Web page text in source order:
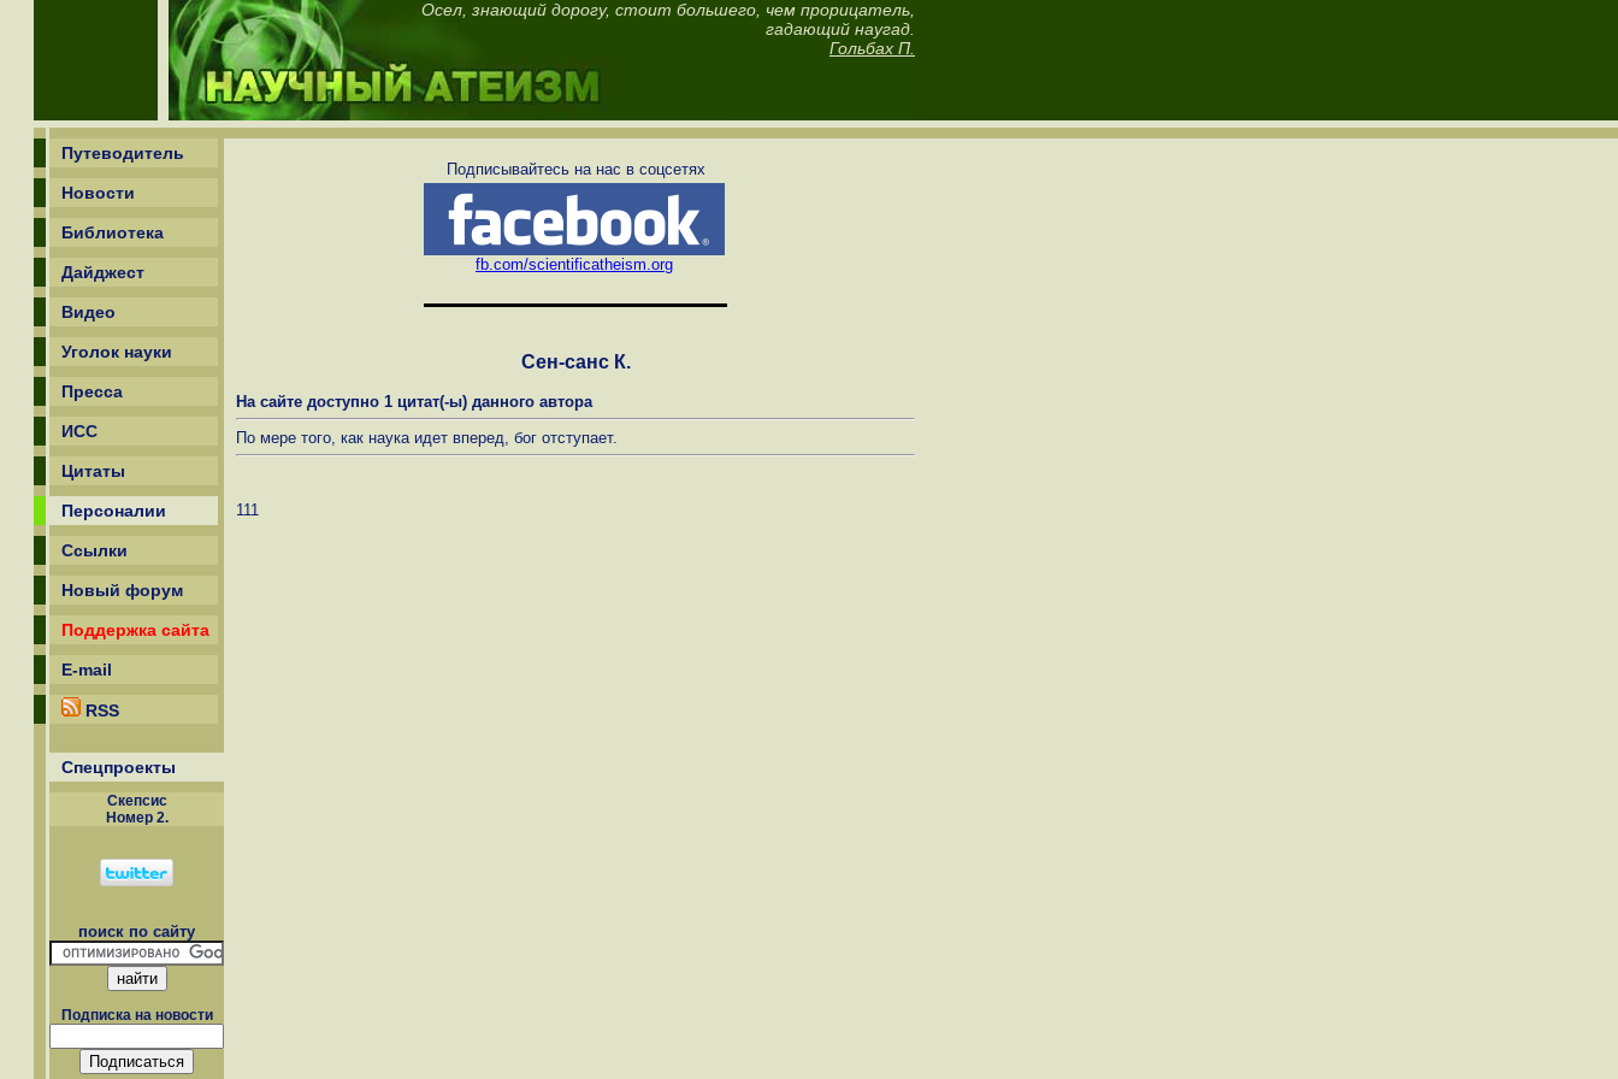
Осел, знающий дорогу, стоит большего, чем прорицатель,
гадающий наугад.
Гольбах П.
Путеводитель
Новости
Библиотека
Дайджест
Видео
Уголок науки
Пресса
ИСС
Цитаты
Персоналии
Ссылки
Новый форум
Поддержка сайта
E-mail
RSS
Спецпроекты
Скепсиc
Номер 2.
поиск по сайту
Подписка на новости
Подписывайтесь на нас в соцсетях
fb.com/scientificatheism.org
Сен-санс К.
На сайте доступно 1 цитат(-ы) данного автора
По мере того, как наука идет вперед, бог отступает.
111